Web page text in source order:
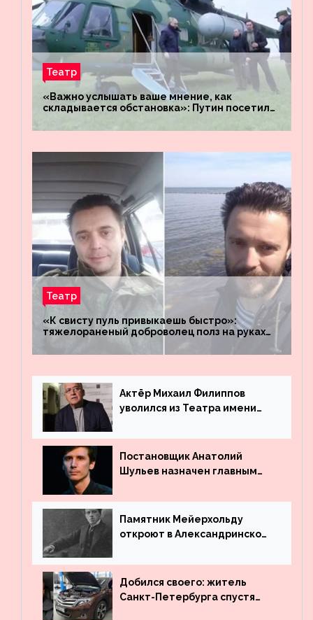
Театр
«Важно услышать ваше мнение, как
складывается обстановка»: Путин посетил
«Восток»
Театр
«К свисту пуль привыкаешь быстро»:
тяжелораненый доброволец полз на руках
четыре километра через заминированное
поле
Актёр Михаил Филиппов
уволился из Театра имени
Постановщик Анатолий
Шульев назначен главным
Вахтангова
Памятник Мейерхольду
откроют в Александринском
Добился своего: житель
Санкт-Петербурга спустя